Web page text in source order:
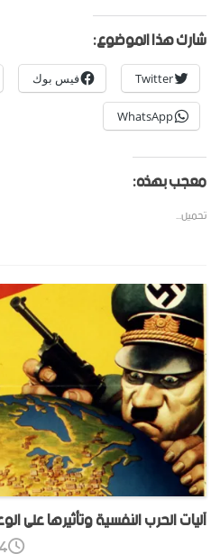
شارك هذا الموضوع:
Twitter فيس بوك
WhatsApp
معجب بهذه:
تحميل...
آليات الحرب النفسية وتأثيرها على